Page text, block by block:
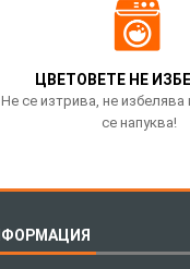
ЦВЕТОВЕТЕ НЕ
Не се изтрива, не
се напуква!